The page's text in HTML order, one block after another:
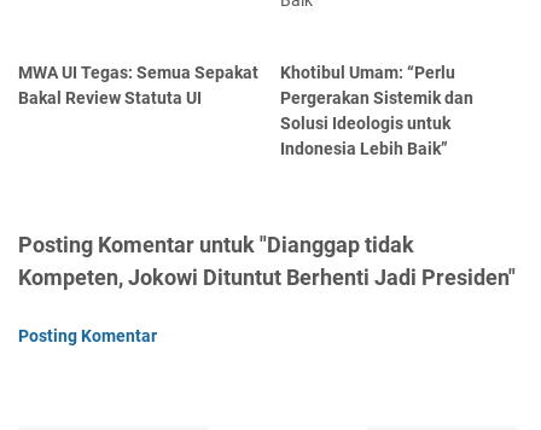
MWA UI Tegas: Semua Sepakat
Bakal Review Statuta UI
Khotibul Umam: “Perlu
Pergerakan Sistemik dan
Solusi Ideologis untuk
Indonesia Lebih Baik”
Posting Komentar untuk "Dianggap tidak
Kompeten, Jokowi Dituntut Berhenti Jadi Presiden"
Posting Komentar